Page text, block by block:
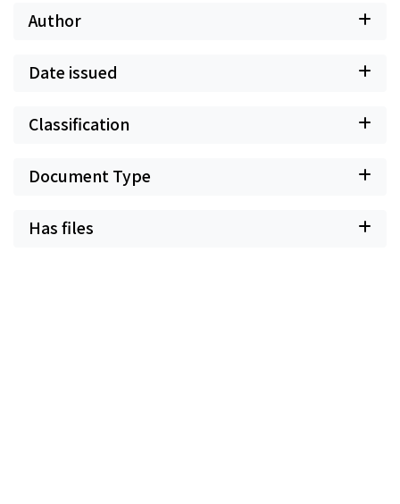
Author
Date issued
Classification
Document Type
Has files